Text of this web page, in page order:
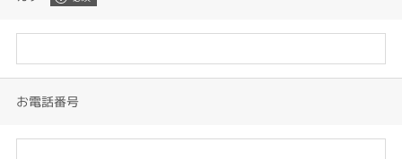
お電話番号